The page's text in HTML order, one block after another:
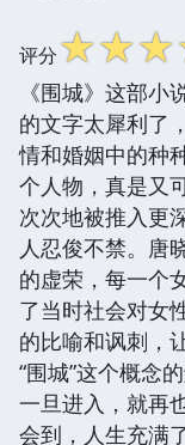
评分☆☆☆
《围城》这部
的文字太犀利了
情和婚姻中的种
个人物，真是又
次次地被推入更
人忍俊不禁。唐
的虚荣，每一个
了当时社会对女
的比喻和讽刺，
“围城”这个概念
一旦进入，就再
会到，人生充满